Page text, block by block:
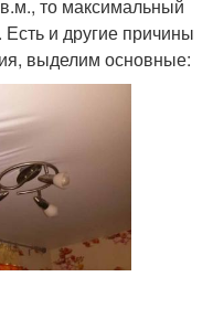
то максимальный
и другие причины
выделим основные: